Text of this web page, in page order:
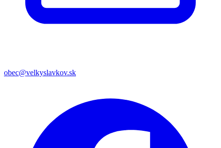
obec@velkyslavkov.sk